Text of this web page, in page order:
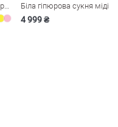
Біла гіпюрова сукня міді
4 999 ₴